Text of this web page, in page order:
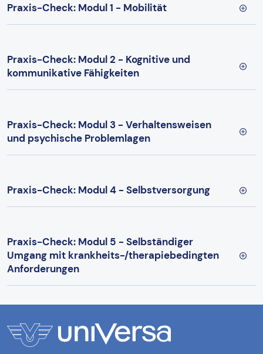
Praxis-Check: Modul 1 - Mobilität
Praxis-Check: Modul 2 - Kognitive und
kommunikative Fähigkeiten
Praxis-Check: Modul 3 - Verhaltensweisen
und psychische Problemlagen
Praxis-Check: Modul 4 - Selbstversorgung
Praxis-Check: Modul 5 - Selbständiger
Umgang mit krankheits-/therapiebedingten
Anforderungen